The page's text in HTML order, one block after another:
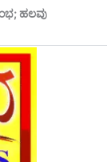
ಹಲವು